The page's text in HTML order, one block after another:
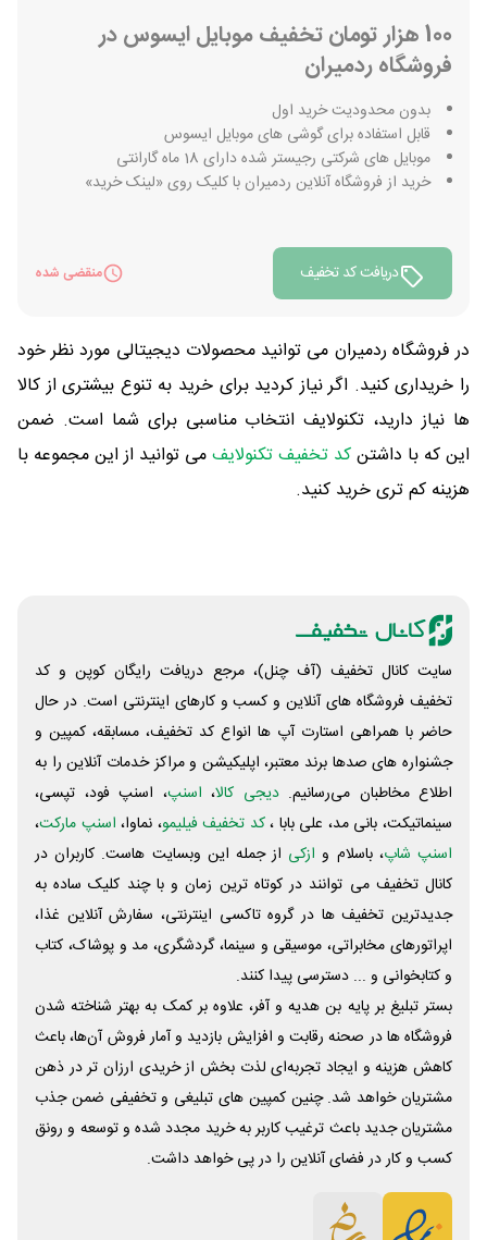
100 هزار تومان تخفیف موبایل ایسوس در
فروشگاه ردمیران
بدون محدودیت خرید اول
قابل استفاده برای گوشی های موبایل ایسوس
موبایل های شرکتی رجیستر شده دارای 18 ماه گارانتی
خرید از فروشگاه آنلاین ردمیران با کلیک روی «لینک خرید»
دریافت کد تخفیف منقضی شده
در فروشگاه ردمیران می توانید محصولات دیجیتالی مورد نظر خود
را خریداری کنید. اگر نیاز کردید برای خرید به تنوع بیشتری از کالا
ها نیاز دارید، تکنولایف انتخاب مناسبی برای شما است. ضمن
این که با داشتنکد تخفیف تکنولایفمی توانید از این مجموعه با
هزینه کم تری خرید کنید.
سایت کانال تخفیف (آف چنل)، مرجع دریافت رایگان کوپن و کد
تخفیف فروشگاه های آنلاین و کسب و‌ کارهای اینترنتی است. در حال
حاضر با همراهی استارت آپ ها انواع کد تخفیف، مسابقه، کمپین و
جشنواره های صدها برند معتبر، اپلیکیشن و مراکز خدمات آنلاین را به
اطلاع مخاطبان می‌رسانیم. دیجی کالا، اسنپ، اسنپ فود، تپسی،
سینماتیکت، بانی مد، علی‌ بابا ،کد تخفیف فیلیمو، نماوا، اسنپ مارکت،
اسنپ شاپ، باسلام و ازکی از جمله این وبسایت ‌هاست. کاربران در
کانال تخفیف می توانند در کوتاه ترین زمان و با چند کلیک ساده به
جدیدترین تخفیف ها در گروه تاکسی اینترنتی، سفارش آنلاین غذا،
اپراتورهای مخابراتی، موسیقی و سینما، گردشگری، مد و پوشاک، کتاب
و کتابخوانی و ... دسترسی پیدا کنند.
بستر تبلیغ بر پایه بن هدیه و آفر، علاوه بر کمک به بهتر شناخته شدن
فروشگاه ها در صحنه رقابت و افزایش بازدید و آمار فروش آن‌ها، باعث
کاهش هزینه و ایجاد تجربه‌ای لذت بخش از خریدی ارزان تر در ذهن
مشتریان خواهد شد. چنین کمپین های تبلیغی و تخفیفی ضمن جذب
مشتریان جدید باعث ترغیب کاربر به خرید مجدد شده و توسعه و رونق
کسب و کار در فضای آنلاین را در پی خواهد داشت.